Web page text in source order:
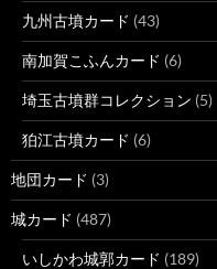
九州古墳カード (43)
南加賀こふんカード (6)
埼玉古墳群コレクション (5)
狛江古墳カード (6)
地団カード (3)
城カード (487)
いしかわ城郭カード (189)